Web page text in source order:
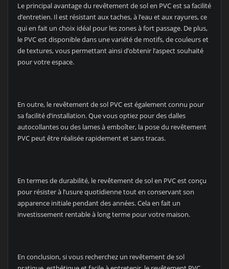
Le principal avantage du revêtement de sol en PVC est sa facilité
d’entretien. Il est résistant aux taches, à l’eau et aux rayures, ce
qui en fait un choix idéal pour les zones à fort passage. De plus,
le PVC est disponible dans une variété de motifs, de couleurs et
de textures, vous permettant ainsi d’obtenir l’aspect souhaité
pour votre espace.
En outre, le revêtement de sol PVC est également connu pour
sa facilité d’installation. Que vous optiez pour des dalles
autocollantes ou des lames à emboîter, la pose du revêtement
PVC peut être réalisée rapidement et sans tracas.
En termes de durabilité, le revêtement de sol en PVC est conçu
pour résister à l’usure quotidienne tout en conservant son
apparence initiale pendant des années. Cela en fait un
investissement rentable à long terme pour votre maison.
En conclusion, si vous recherchez un revêtement de sol